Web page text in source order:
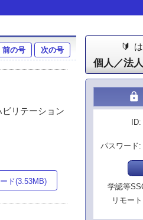
前の号 次の号
リテーション
ド(3.53MB)
個人／法
lock
ID
パスワード
学認等
リモー